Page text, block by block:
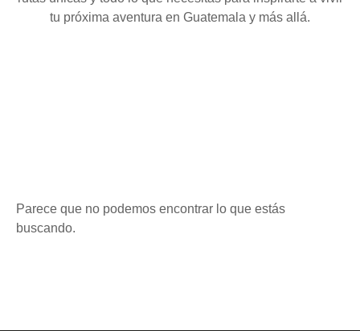
tu próxima aventura en Guatemala y más allá.
Parece que no podemos encontrar lo que estás
buscando.